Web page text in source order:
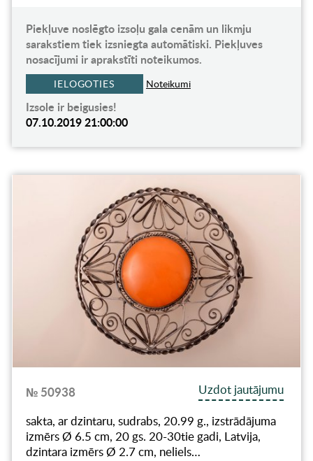
Piekļuve noslēgto izsoļu gala cenām un likmju
sarakstiem tiek izsniegta automātiski. Piekļuves
nosacījumi ir aprakstīti noteikumos.
IELOGOTIES Noteikumi
Izsole ir beigusies!
07.10.2019 21:00:00
№ 50938
Uzdot jautājumu
sakta, ar dzintaru, sudrabs, 20.99 g., izstrādājuma
izmērs Ø 6.5 cm, 20 gs. 20-30tie gadi, Latvija,
dzintara izmērs Ø 2.7 cm, neliels…